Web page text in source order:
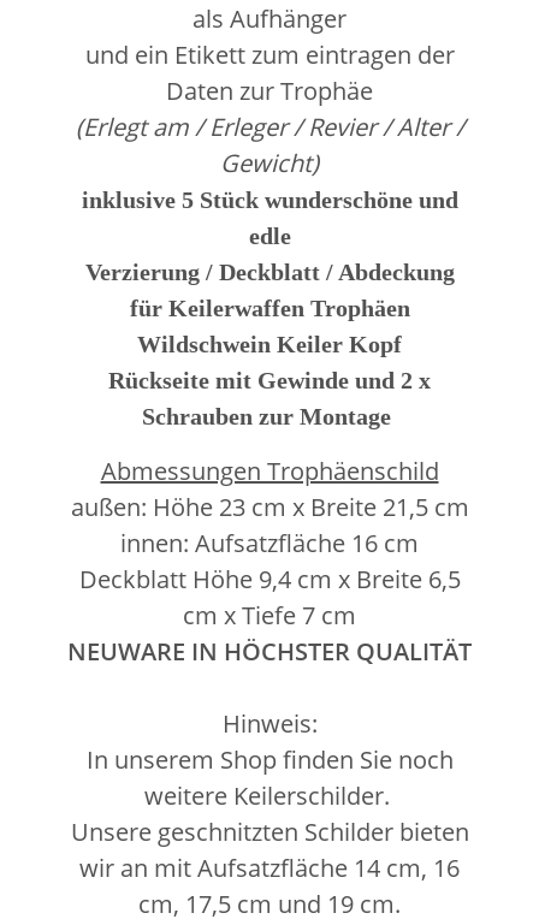
als Aufhänger
und ein Etikett zum eintragen der
Daten zur Trophäe
(Erlegt am / Erleger / Revier / Alter /
Gewicht)
inklusive 5 Stück wunderschöne und
edle
Verzierung / Deckblatt / Abdeckung
für Keilerwaffen Trophäen
Wildschwein Keiler Kopf
Rückseite mit Gewinde und 2 x
Schrauben zur Montage
Abmessungen Trophäenschild
außen: Höhe 23 cm x Breite 21,5 cm
innen: Aufsatzfläche 16 cm
Deckblatt Höhe 9,4 cm x Breite 6,5
cm x Tiefe 7 cm
NEUWARE IN HÖCHSTER QUALITÄT
Hinweis:
In unserem Shop finden Sie noch
weitere Keilerschilder.
Unsere geschnitzten Schilder bieten
wir an mit Aufsatzfläche 14 cm, 16
cm, 17,5 cm und 19 cm.